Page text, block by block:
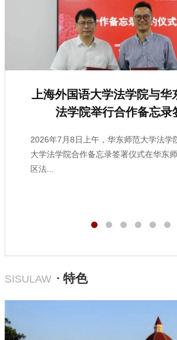
上海外国语大学法学院与华
法学院举行合作备忘录
2026年7月8日上午，华东师范大学法学
大学法学院合作备忘录签署仪式在华东
区法...
SISULAW · 特色